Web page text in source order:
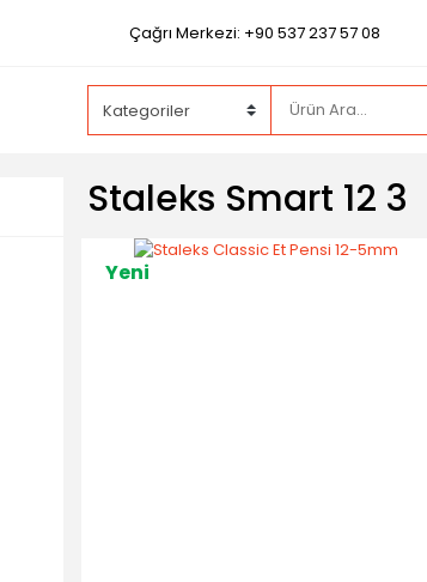
Çağrı Merkezi: +90 537 237 57 08
Staleks Smart 12 3
Yeni